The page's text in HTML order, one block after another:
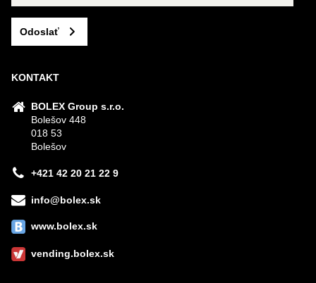
Odoslať
KONTAKT
BOLEX Group s.r.o.
Bolešov 448
018 53
Bolešov
+421 42 20 21 22 9
info@bolex.sk
www.bolex.sk
vending.bolex.sk